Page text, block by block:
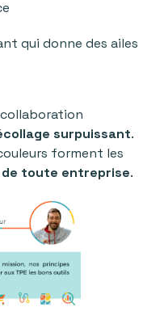
qui donne des ailes
surpuissant.
forment les
de toute entreprise.